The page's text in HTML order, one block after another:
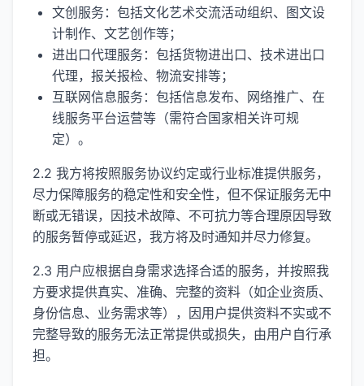
文创服务：包括文化艺术交流活动组织、图文设
计制作、文艺创作等；
进出口代理服务：包括货物进出口、技术进出口
代理，报关报检、物流安排等；
互联网信息服务：包括信息发布、网络推广、在
线服务平台运营等（需符合国家相关许可规
定）。
2.2 我方将按照服务协议约定或行业标准提供服务，
尽力保障服务的稳定性和安全性，但不保证服务无中
断或无错误，因技术故障、不可抗力等合理原因导致
的服务暂停或延迟，我方将及时通知并尽力修复。
2.3 用户应根据自身需求选择合适的服务，并按照我
方要求提供真实、准确、完整的资料（如企业资质、
身份信息、业务需求等），因用户提供资料不实或不
完整导致的服务无法正常提供或损失，由用户自行承
担。